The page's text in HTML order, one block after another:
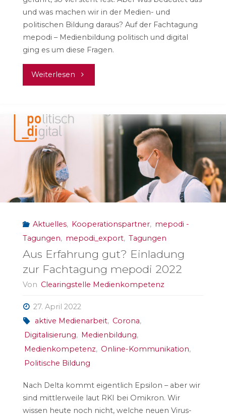
und was machen wir in der Medien- und
politischen Bildung daraus? Auf der Fachtagung
mepodi – Medienbildung politisch und digital
ging es um diese Fragen.
Weiterlesen "mepodi:
Bildung
Medienbildung
Corona“"
Aktuelles, Kooperationspartner, mepodi -
Tagungen, mepodi_export, Tagungen
Aus Erfahrung gut? Einladung
zur Fachtagung mepodi 2022
Von Clearingstelle Medienkompetenz
27. April 2022
aktive Medienarbeit, Corona,
Digitalisierung, Medienbildung,
Medienkompetenz, Online-Kommunikation,
Politische Bildung
Nach Delta kommt eigentlich Epsilon – aber wir
sind mittlerweile laut RKI bei Omikron. Wir
wissen heute noch nicht, welche neuen Virus-